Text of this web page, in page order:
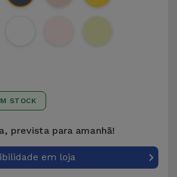
STOCK
prevista para amanhã!
em loja